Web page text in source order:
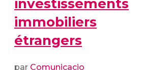
investissements
immobiliers
étrangers
par Comunicacio